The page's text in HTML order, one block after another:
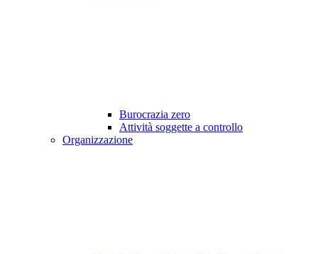
Burocrazia zero
Attività soggette a controllo
Organizzazione